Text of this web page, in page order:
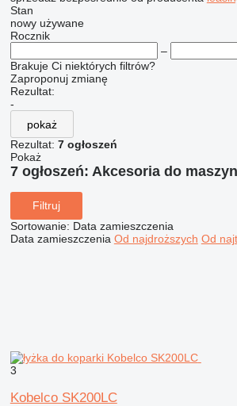
Stan
nowy używane
Rocznik
–
Brakuje Ci niektórych filtrów?
Zaproponuj zmianę
Rezultat:
-
pokaż
Rezultat: 7 ogłoszeń
Pokaż
7 ogłoszeń: Akcesoria do
Filtruj
Sortowanie: Data zamieszczenia
Data zamieszczenia Od najdroższych Od
3
Kobelco SK200LC